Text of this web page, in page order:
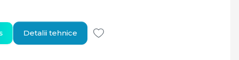
Detalii tehnice